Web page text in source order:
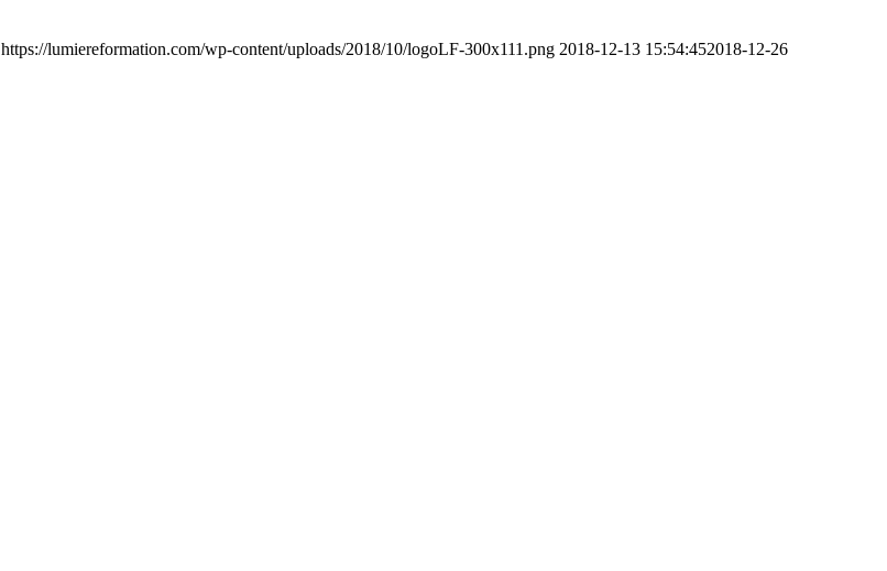
https://lumiereformation.com/wp-content/uploads/2018/10/logoLF-300x111.png 2018-12-13 15:54:452018-12-26